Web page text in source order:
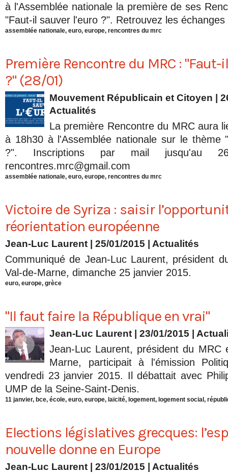
à l'Assemblée nationale la première de ses
"Faut-il sauver l'euro ?". Retrouvez les
assemblée nationale, euro, europe, rencontres du mrc
Première Rencontre du MRC :
?" (28/01)
Mouvement Républicain et Citoyen |
Actualités
La première Rencontre du MRC aura
à 18h30 à l'Assemblée nationale sur le thème
?". Inscriptions par mail jusqu'au
rencontres.mrc@gmail.com
assemblée nationale, euro, europe, rencontres du mrc
Victoire de Syriza : saisir
réorientation européenne
Jean-Luc Laurent | 25/01/2015 Actualités
Communiqué de Jean-Luc Laurent, président
Val-de-Marne, dimanche 25 janvier 2015.
euro, europe, grèce
"Il faut faire la République en vrai"
Jean-Luc Laurent | 23/01/2015
Jean-Luc Laurent, président du MRC
Marne, participait à l'émission
vendredi 23 janvier 2015. Il débattait avec
UMP de la Seine-Saint-Denis.
11 janvier, bce, école, euro, europe, laïcité, logement, logement social ,
Elections législatives grecques:
nouvelle donne en Europe
Jean-Luc Laurent | 23/01/2015 Actualités